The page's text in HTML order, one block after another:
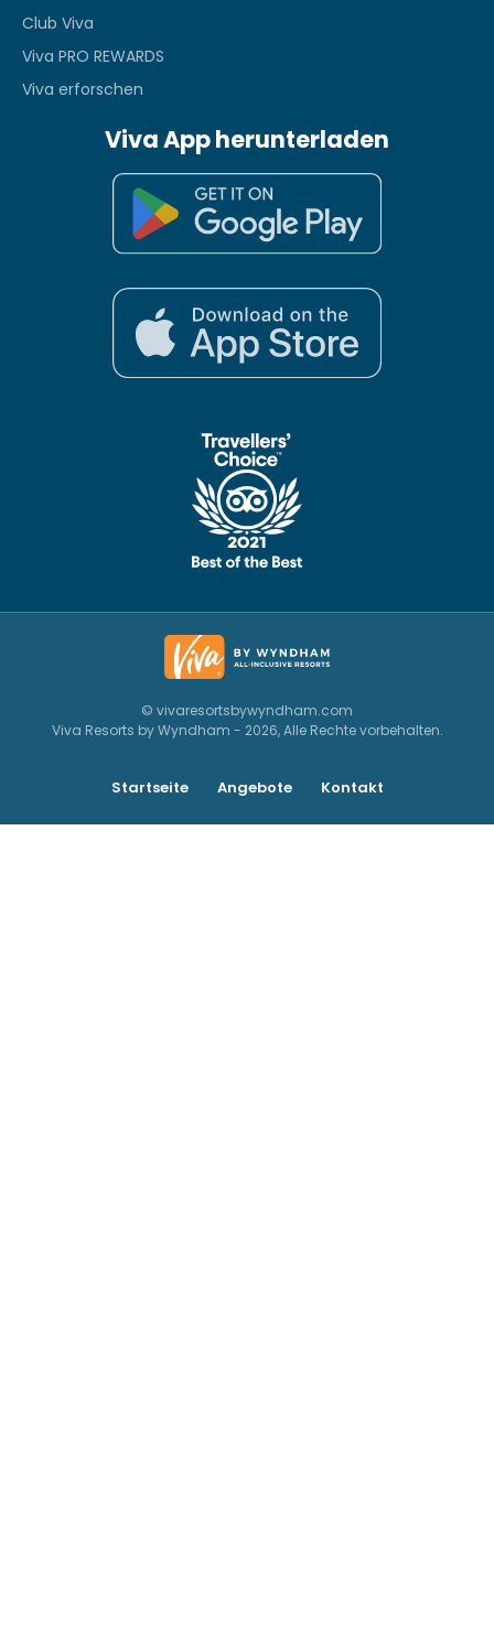
Club Viva
Viva PRO REWARDS
Viva erforschen
Viva App herunterladen
© vivaresortsbywyndham.com
Viva Resorts by Wyndham - 2026, Alle Rechte vorbehalten.
Startseite Angebote Kontakt